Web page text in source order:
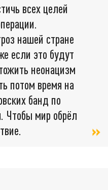
всех целей
нашей стране
если это будут
неонацизм
потом время на
банд по
Чтобы мир обрёл